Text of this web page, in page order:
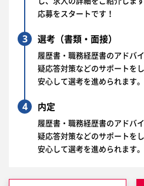
応募をスタートです！
3 選考（書類・面接）
履歴書・職務経歴書のアドバ
疑応答対策などのサポートをし
安心して選考を進められます。
4 内定
履歴書・職務経歴書のアドバ
疑応答対策などのサポートをし
安心して選考を進められます。